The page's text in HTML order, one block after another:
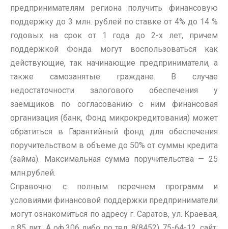
предпринимателям региона получить финансовую
поддержку до 3 млн. рублей по ставке от 4% до 14 %
годовых на срок от 1 года до 2-х лет, причем
поддержкой Фонда могут воспользоваться как
действующие, так начинающие предприниматели, а
также самозанятые граждане. В случае
недостаточности залогового обеспечения у
заемщиков по согласованию с ним финансовая
организация (банк, Фонд микрокредитования) может
обратиться в Гарантийный фонд для обеспечения
поручительством в объеме до 50% от суммы кредита
(займа). Максимальная сумма поручительства — 25
млн.рублей.
Справочно: с полным перечнем программ и
условиями финансовой поддержки предприниматели
могут ознакомиться по адресу г. Саратов, ул. Краевая,